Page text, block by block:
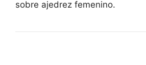
sobre ajedrez femenino.